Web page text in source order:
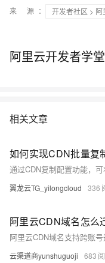
来 源：
开发者社区 > 阿
阿里云开发者学堂
相关文章
如何实现CDN批量复
翼龙云TG_yilongcloud 336
阿里云CDN域名怎么
云渠道商yunshuguoji 683